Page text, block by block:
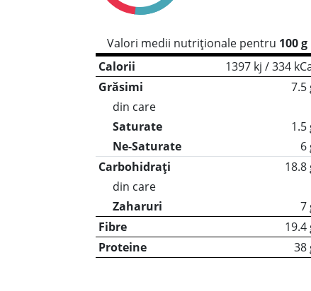
Valori medii nutriționale pentru 100 g
Calorii
1397 kj / 334
Grăsimi
7.5
din care
Saturate
1.5
Ne-Saturate
6
Carbohidrați
18.8
din care
Zaharuri
7
Fibre
19.4
Proteine
38